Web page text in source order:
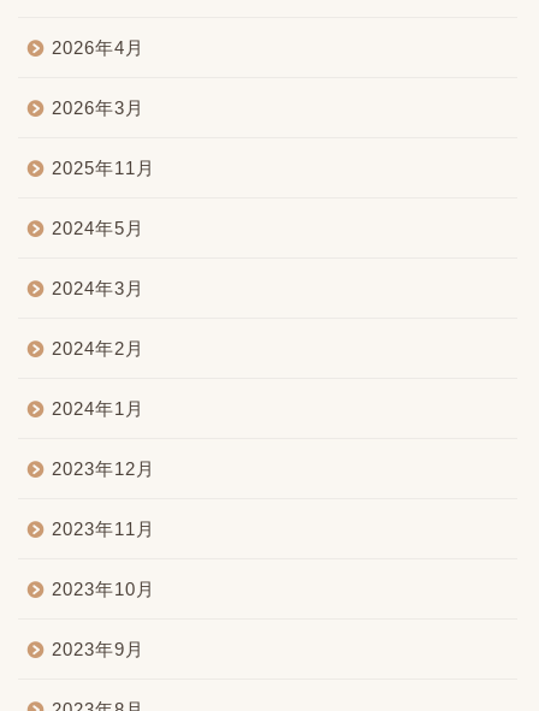
2026年4月
2026年3月
2025年11月
2024年5月
2024年3月
2024年2月
2024年1月
2023年12月
2023年11月
2023年10月
2023年9月